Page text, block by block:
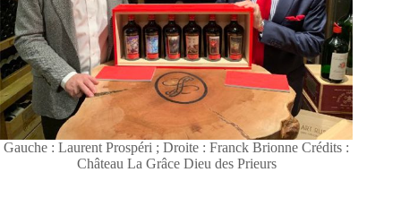
Gauche : Laurent Prospéri ; Droite : Franck Brionne Crédits :
Château La Grâce Dieu des Prieurs